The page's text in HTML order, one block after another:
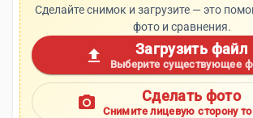
Сделайте снимок и загрузите — это
фото и сравнения.
upload Загрузить файл
Выберите существующее
photo_camera Сделать фото
Снимите лицевую сторону